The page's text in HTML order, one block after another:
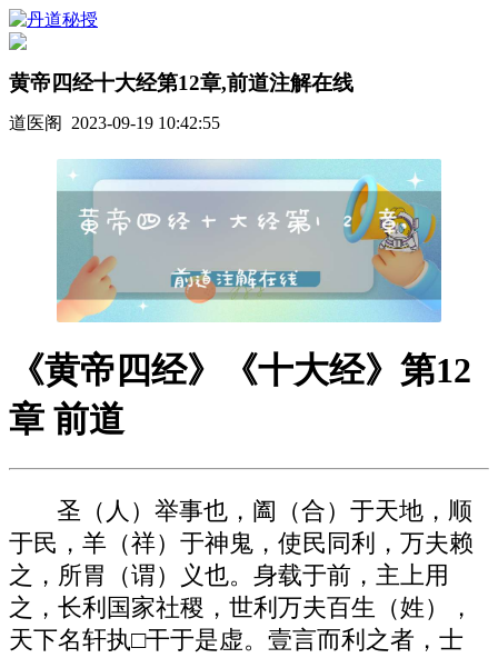
黄帝四经十大经第12章,前道注解在线
道医阁 2023-09-19 10:42:55
《黄帝四经》《十大经》第12
章 前道
圣（人）举事也，阖（合）于天地，顺
于民，羊（祥）于神鬼，使民同利，万夫赖
之，所胃（谓）义也。身载于前，主上用
之，长利国家社稷，世利万夫百生（姓），
天下名轩执□干于是虚。壹言而利之者，士